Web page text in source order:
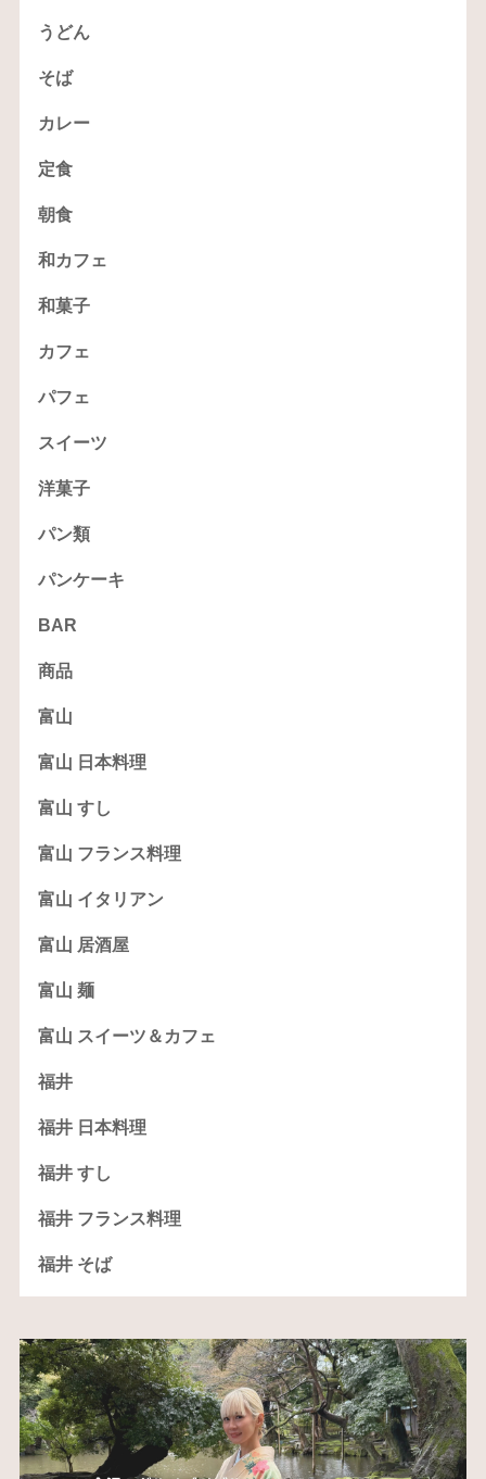
うどん
そば
カレー
定食
朝食
和カフェ
和菓子
カフェ
パフェ
スイーツ
洋菓子
パン類
パンケーキ
BAR
商品
富山
富山 日本料理
富山 すし
富山 フランス料理
富山 イタリアン
富山 居酒屋
富山 麺
富山 スイーツ＆カフェ
福井
福井 日本料理
福井 すし
福井 フランス料理
福井 そば